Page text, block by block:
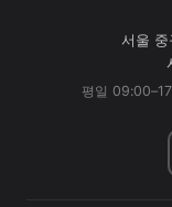
서울
평일